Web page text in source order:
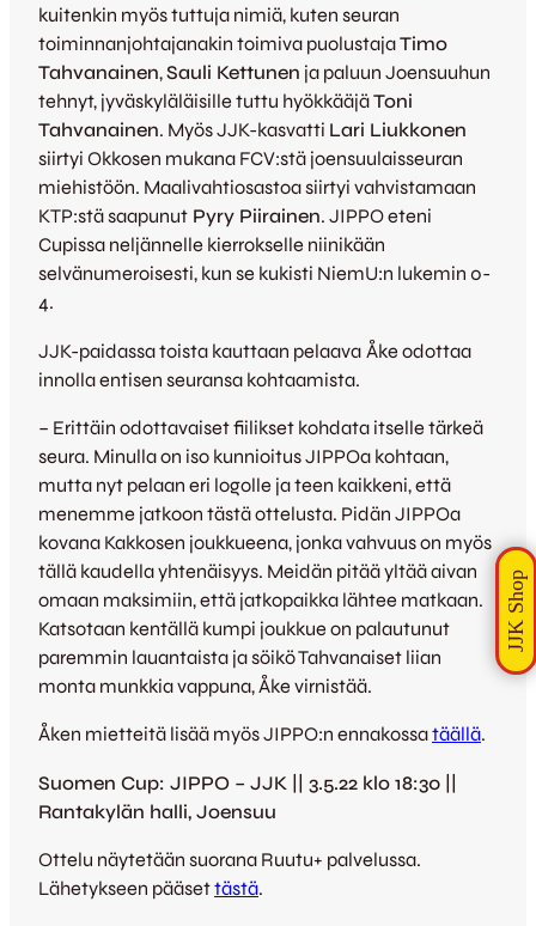
kuitenkin myös tuttuja nimiä, kuten seuran
toiminnanjohtajanakin toimiva puolustajaTimo
Tahvanainen,Sauli Kettunen ja paluun Joensuuhun
tehnyt, jyväskyläläisille tuttu hyökkääjäToni
Tahvanainen. Myös JJK-kasvatti Lari Liukkonen
siirtyi Okkosen mukana FCV:stä joensuulaisseuran
miehistöön. Maalivahtiosastoa siirtyi vahvistamaan
KTP:stä saapunut Pyry Piirainen. JIPPO eteni
Cupissa neljännelle kierrokselle niinikään
selvänumeroisesti, kun se kukisti NiemU:n lukemin 0-
4.
JJK-paidassa toista kauttaan pelaava Åke odottaa
innolla entisen seuransa kohtaamista.
– Erittäin odottavaiset fiilikset kohdata itselle tärkeä
seura. Minulla on iso kunnioitus JIPPOa kohtaan,
mutta nyt pelaan eri logolle ja teen kaikkeni, että
menemme jatkoon tästä ottelusta. Pidän JIPPOa
kovana Kakkosen joukkueena, jonka vahvuus on myös
tällä kaudella yhtenäisyys. Meidän pitää yltää aivan
omaan maksimiin, että jatkopaikka lähtee matkaan.
Katsotaan kentällä kumpi joukkue on palautunut
paremmin lauantaista ja söikö Tahvanaiset liian
monta munkkia vappuna, Åke virnistää.
Åken mietteitä lisää myös JIPPO:n ennakossatäällä.
Suomen Cup: JIPPO – JJK || 3.5.22 klo 18:30 ||
Rantakylän halli, Joensuu
Ottelu näytetään suorana Ruutu+ palvelussa.
Lähetykseen pääsettästä.